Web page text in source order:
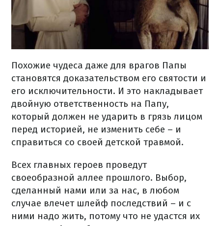
Похожие чудеса даже для врагов Папы
становятся доказательством его святости и
его исключительности. И это накладывает
двойную ответственность на Папу,
который должен не ударить в грязь лицом
перед историей, не изменить себе – и
справиться со своей детской травмой.
Всех главных героев проведут
своеобразной аллее прошлого. Выбор,
сделанный нами или за нас, в любом
случае влечет шлейф последствий – и с
ними надо жить, потому что не удастся их